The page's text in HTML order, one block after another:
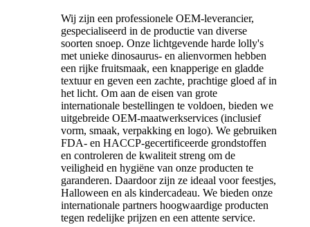
Wij zijn een professionele OEM-leverancier,
gespecialiseerd in de productie van diverse
soorten snoep. Onze lichtgevende harde lolly's
met unieke dinosaurus- en alienvormen hebben
een rijke fruitsmaak, een knapperige en gladde
textuur en geven een zachte, prachtige gloed af in
het licht. Om aan de eisen van grote
internationale bestellingen te voldoen, bieden we
uitgebreide OEM-maatwerkservices (inclusief
vorm, smaak, verpakking en logo). We gebruiken
FDA- en HACCP-gecertificeerde grondstoffen
en controleren de kwaliteit streng om de
veiligheid en hygiëne van onze producten te
garanderen. Daardoor zijn ze ideaal voor feestjes,
Halloween en als kindercadeau. We bieden onze
internationale partners hoogwaardige producten
tegen redelijke prijzen en een attente service.